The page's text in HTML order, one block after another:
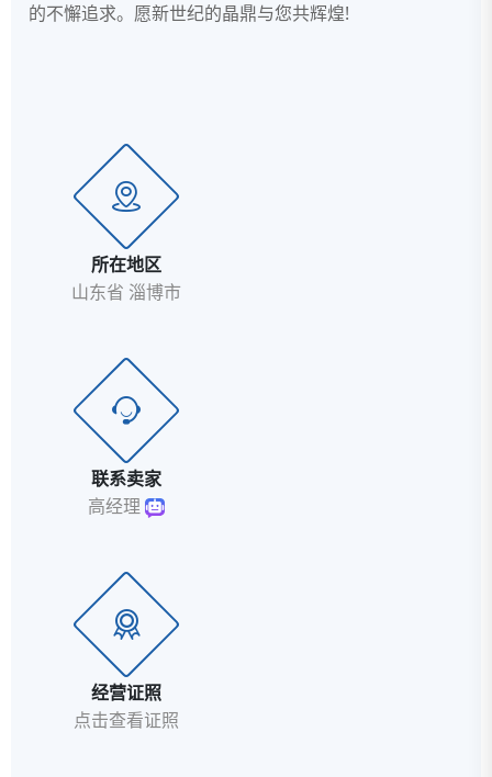
的不懈追求。愿新世纪的晶鼎与您共辉煌!
所在地区
山东省 淄博市
联系卖家
高经理
经营证照
点击查看证照